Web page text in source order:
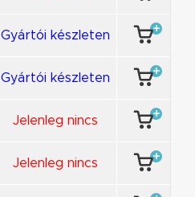
Gyártói készleten
Gyártói készleten
Jelenleg nincs
Jelenleg nincs